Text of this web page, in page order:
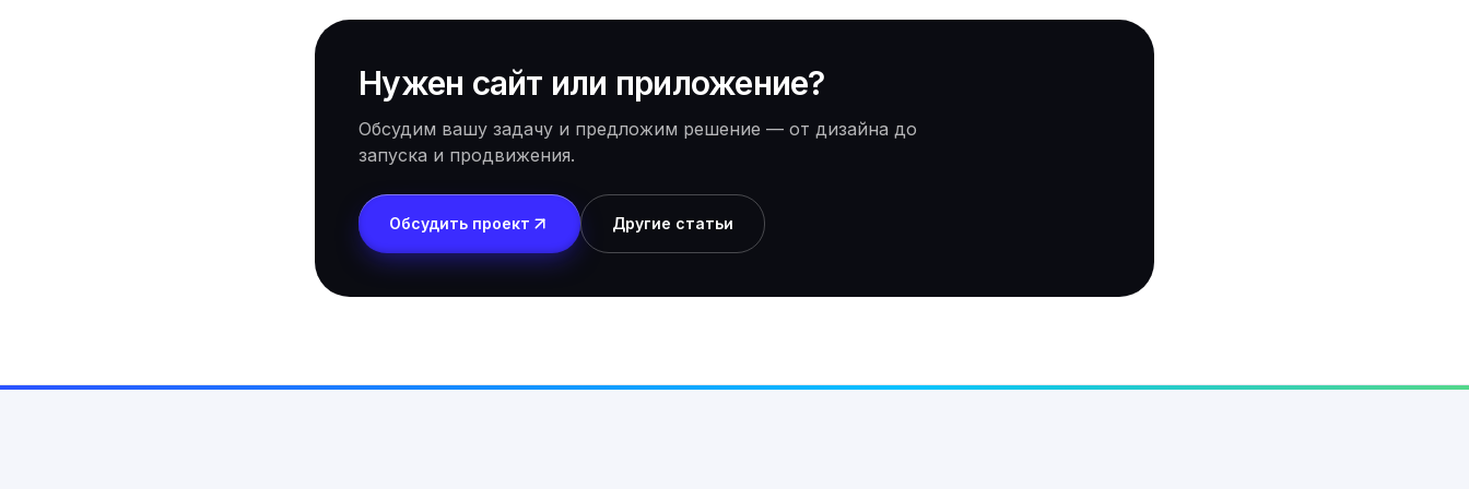
Нужен сайт или приложение?
Обсудим вашу задачу и предложим решение — от дизайна до
запуска и продвижения.
Обсудить проект Другие статьи